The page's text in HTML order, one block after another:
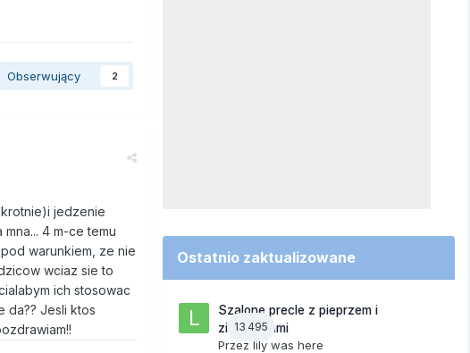
Obserwujący 2
jedzenie
4 m-ce temu
warunkiem, ze nie
wciaz sie to
ich stosowac
da?? Jesli ktos
Ostatnio zaktualizowane
13 495
Szalone precle z pieprzem i
ziemniakami
Przez lily was here